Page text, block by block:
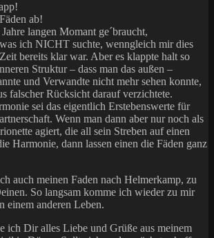
ab!
langen Momant ge´braucht,
ich NICHT suchte, wenngleich mir dies
bereits klar war. Aber es klappte halt so
Struktur – dass man das außen –
und Verwandte nicht mehr sehen konnte,
falscher Rücksicht darauf verzichtete.
sei das eigentlich Erstebenswerte für
Wenn man dann aber nur noch als
agiert, die all sein Streben auf einen
Harmonie, dann lassen einen die Fäden ganz
auch meinen Faden nach Helmerkamp, zu
So langsam komme ich wieder zu mir
einem anderen Leben.
ich Dir alles Liebe und Grüße aus meinem